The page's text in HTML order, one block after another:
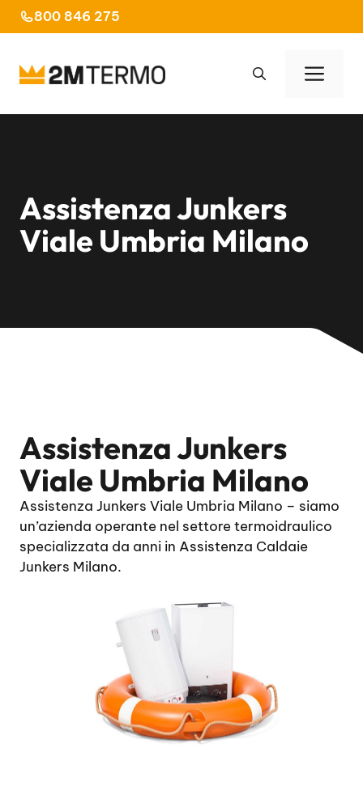
al
800 846 275
Assistenza Junkers
Viale Umbria Milano
Assistenza Junkers
Viale Umbria Milano
Assistenza Junkers Viale Umbria Milano – siamo
un’azienda operante nel settore termoidraulico
specializzata da anni in Assistenza Caldaie
Junkers Milano.